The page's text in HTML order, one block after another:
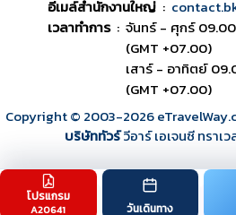
โปรแกรม
A20641 วันเดินทาง
อีเมล์สำนักงานใหญ่ :
เวลาทำการ : จันทร์ - ศุกร์
(GMT +07.00)
เสาร์ - อาทิตย์
(GMT +07.00)
Copyright © 2003-2026
บริษัททัวร์วีอาร์ เอเจนซี ทราเ